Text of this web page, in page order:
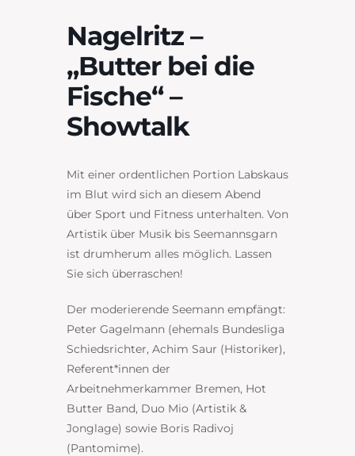
Nagelritz –
„Butter bei die
Fische“ –
Showtalk
Mit einer ordentlichen Portion Labskaus
im Blut wird sich an diesem Abend
über Sport und Fitness unterhalten. Von
Artistik über Musik bis Seemannsgarn
ist drumherum alles möglich. Lassen
Sie sich überraschen!
Der moderierende Seemann empfängt:
Peter Gagelmann (ehemals Bundesliga
Schiedsrichter, Achim Saur (Historiker),
Referent*innen der
Arbeitnehmerkammer Bremen, Hot
Butter Band, Duo Mio (Artistik &
Jonglage) sowie Boris Radivoj
(Pantomime).